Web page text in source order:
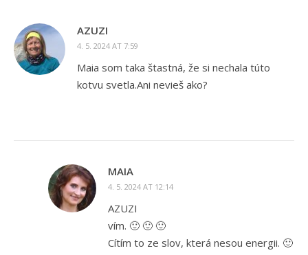
AZUZI
4. 5. 2024 AT 7:59
Maia som taka štastná, že si nechala túto
kotvu svetla.Ani nevieš ako?
MAIA
4. 5. 2024 AT 12:14
AZUZI
vím. 🙂 🙂 🙂
Cítím to ze slov, která nesou energii. 🙂